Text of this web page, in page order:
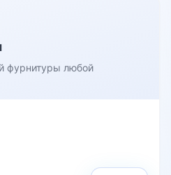
фурнитуры любой